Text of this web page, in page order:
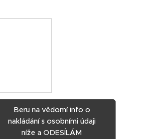
Beru na vědomí info o
nakládání s osobními údaji
níže a ODESÍLÁM